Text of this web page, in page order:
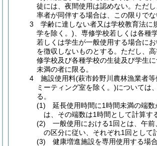
徒には、夜間使用は認めない。ただし
率者が同伴する場合は、この限りでな
3 学齢に達しない者又は学校教育法に
学を除く。)、専修学校若しくは各種
若しくは学生が一般使用する場合に
を徴収しないものとする。ただし、
修学校及び各種学校の生徒及び学生
未満の者に限る。
4 施設使用料(萩市鈴野川農林漁業者等
ミーティング室を除く。)については
る。
(1) 延長使用時間に1時間未満の端数
は、その端数は1時間として計算す
(2) 一般使用における1回とは、午前
の区分に従い、それぞれ1回として
(3) 健康増進施設を専用使用する場合